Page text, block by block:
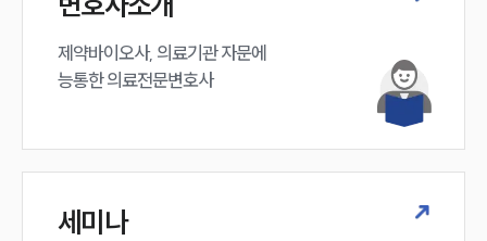
제약바이오사, 의료기관 자문에
능통한 의료전문변호사
세미나